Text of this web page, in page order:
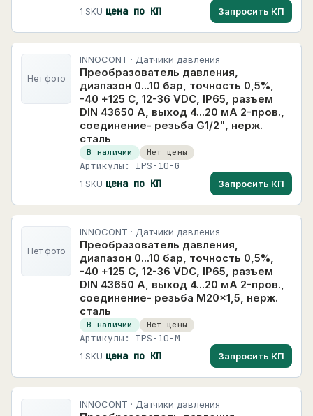
Программное обеспечение, устройства
связи
13
+ Силовые и коммутационные устройства
Автоматизация и управление
+ КИП и измерение
Датчики
Приводы, двигатели и движение
Силовая электроника и электропитание 188
9291
Кабельная продукция
Сигнализация, индикация и управление
Сетевое и телекоммуникационное
оборудование
34
Безопасность, видеонаблюдение и СКУД
Освещение
+
Процесс, пневматика и гидравлика
+
Энергетика и солнечные системы
MEYERTEC
326 карточек
Optima Techno
21 карточек
PROMODEM
138 карточек
Schneider Electric
400 карточек
13 карточек
МЕГА-К
2171 карточек
РОСМА
96 карточек
Физтех
1 SKU цена по КП Запросить КП
Нет фото
INNOCONT · Датчики давления
Преобразователь давления,
диапазон 0...10 бар, точность 0,5%,
-40 +125 С, 12-36 VDC, IP65, разъем
DIN 43650 A, выход 4...20 мА 2-пров.,
соединение- резьба G1/2", нерж.
сталь
В наличии Нет цены
Артикулы: IPS-10-G
1 SKU цена по КП Запросить КП
Нет фото
INNOCONT · Датчики давления
Преобразователь давления,
диапазон 0...10 бар, точность 0,5%,
-40 +125 С, 12-36 VDC, IP65, разъем
DIN 43650 A, выход 4...20 мА 2-пров.,
соединение- резьба M20x1,5, нерж.
сталь
В наличии Нет цены
Артикулы: IPS-10-M
1 SKU цена по КП Запросить КП
INNOCONT · Датчики давления